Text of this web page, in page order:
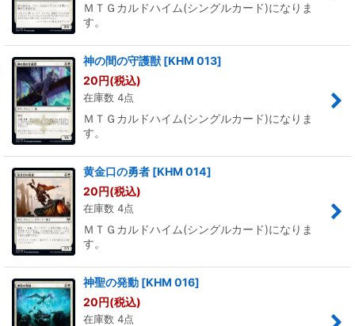
ＭＴＧカルドハイム(シングルカード)になりま
す。
神の間の守護獣 [KHM 013]
20円(税込)
在庫数 4点
ＭＴＧカルドハイム(シングルカード)になりま
す。
黄金口の勇者 [KHM 014]
20円(税込)
在庫数 4点
ＭＴＧカルドハイム(シングルカード)になりま
す。
神聖の発動 [KHM 016]
20円(税込)
在庫数 4点